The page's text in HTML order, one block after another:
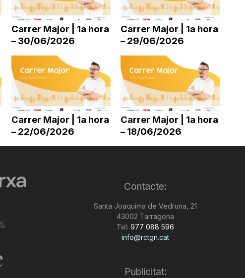
disminuir
el
Carrer Major | 1a hora
– 30/06/2026
Carrer Major | 1a hora
– 29/06/2026
Carrer Major | 1a hora
– 22/06/2026
Carrer Major | 1a hora
– 18/06/2026
Contacte:
Santa Joaquima de Vedruna, 21
43002 Tarragona
Tel: 977 088 596
info@rctgn.cat
Publicitat: